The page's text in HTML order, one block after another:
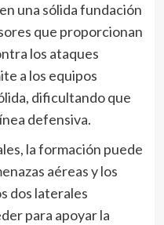
una sólida fundación
que proporcionan
los ataques
a los equipos
dificultando que
defensiva.
la formación puede
aéreas y los
dos laterales
para apoyar la